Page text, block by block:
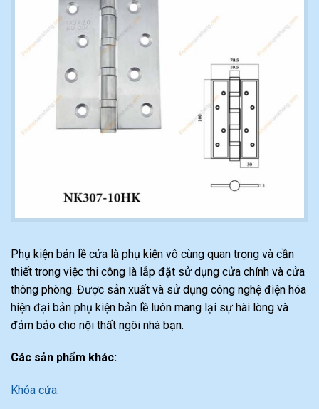
Phụ kiện bản lề cửa là phụ kiện vô cùng quan trọng và cần
thiết trong việc thi công là lắp đặt sử dụng cửa chính và cửa
thông phòng. Được sản xuất và sử dụng công nghệ điện hóa
hiện đại bản phụ kiện bản lề luôn mang lại sự hài lòng và
đảm bảo cho nội thất ngôi nhà bạn.
Các sản phẩm khác:
Khóa cửa: